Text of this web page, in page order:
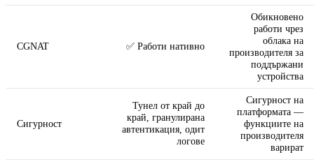
CGNAT ✅ Работи нативно
Обикновено
работи чрез
облака на
производителя за
поддържани
устройства
Сигурност
Тунел от край до
край, гранулирана
автентикация, одит
логове
Сигурност на
платформата —
функциите на
производителя
варират